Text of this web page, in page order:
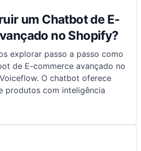
um Chatbot de E-
no Shopify?
explorar passo a passo como
de E-commerce avançado no
O chatbot oferece
produtos com inteligência